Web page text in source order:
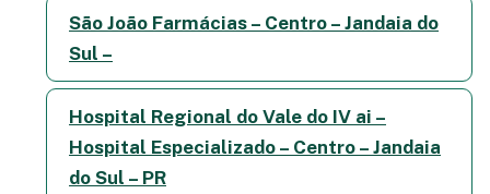
São João Farmácias – Centro – Jandaia do
Sul –
Hospital Regional do Vale do IV ai –
Hospital Especializado – Centro – Jandaia
do Sul – PR